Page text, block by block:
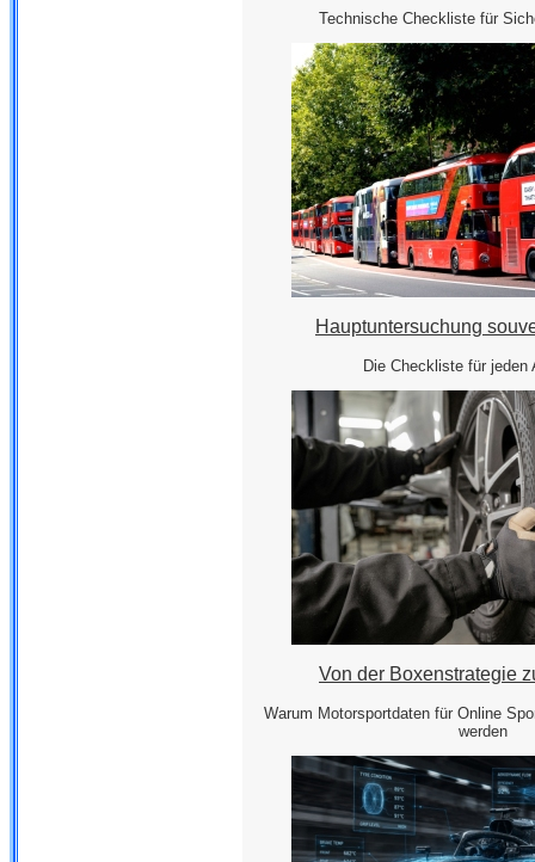
Technische Checkliste für
Hauptuntersuchung
Die Checkliste für jeden
Von der Boxenstrategie
Warum Motorsportdaten für Online
werden